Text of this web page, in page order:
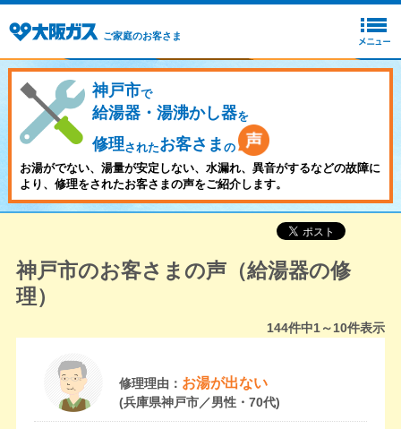
ご家庭のお客さま
神戸市で
給湯器・湯沸かし器を
修理されたお客さま の
お湯がでない、湯量が安定しない、水漏れ、異音がするなどの故障に
より、修理をされたお客さまの声をご紹介します。
神戸市のお客さまの声（給湯器の修
理）
144件中1～10件表示
修理理由： お湯が出ない
(兵庫県神戸市／男性・70代)